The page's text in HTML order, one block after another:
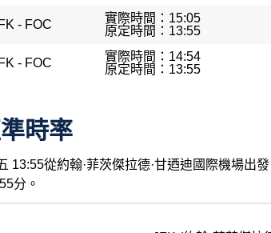
- FOC
實際時間：15:05
原定時間：13:55
- FOC
實際時間：14:54
原定時間：13:55
時率
13:55從約翰·菲茨傑拉德·甘迺迪國際機場
分。